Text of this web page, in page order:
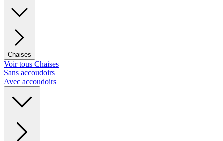
Chaises
Voir tous Chaises
Sans accoudoirs
Avec accoudoirs